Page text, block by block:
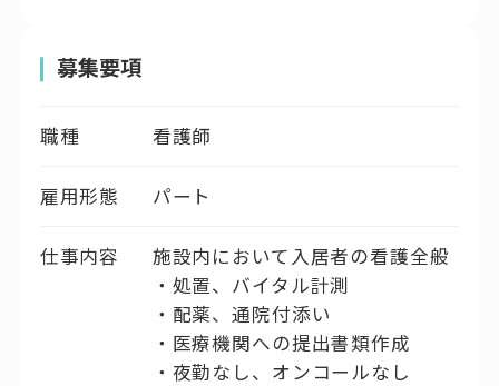
募集要項
職種 看護師
雇用形態 パート
仕事内容
施設内において入居者の看護全般
・処置、バイタル計測
・配薬、通院付添い
・医療機関への提出書類作成
・夜勤なし、オンコールなし